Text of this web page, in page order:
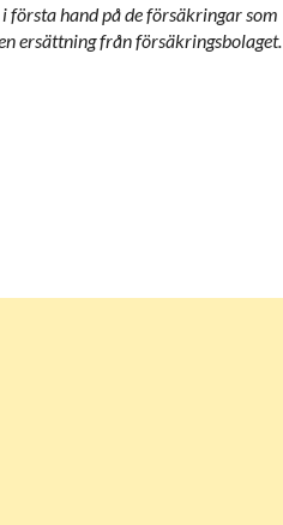
första hand på de försäkringar som
ersättning från försäkringsbolaget.